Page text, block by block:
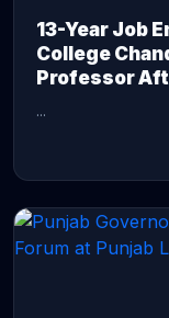
13-Year Job
College
Professor
...